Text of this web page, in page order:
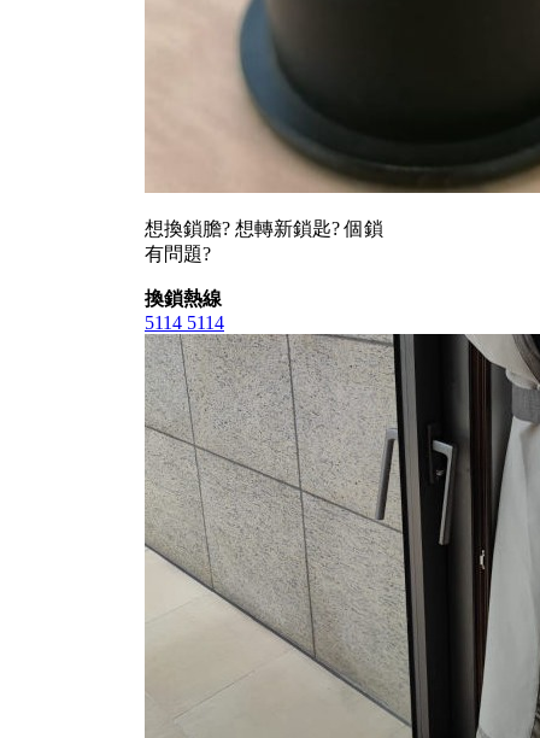
想換鎖膽? 想轉新鎖匙? 個鎖
有問題?
換鎖熱線
5114 5114